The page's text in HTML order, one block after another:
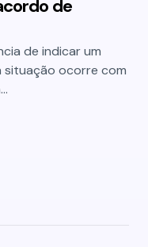
de
de indicar um
situação ocorre com